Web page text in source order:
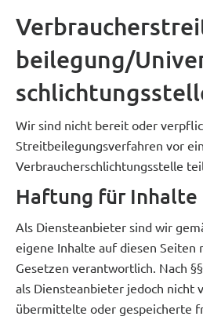
beilegung/
Wir sind nicht bereit oder
Streitbeilegungsverfahren vor
Verbraucherschlichtungsstelle
Haftung für Inhalte
Als Diensteanbieter sind wir
eigene Inhalte auf diesen Seiten
Gesetzen verantwortlich. Nach
als Diensteanbieter jedoch nicht
übermittelte oder gespeicherte